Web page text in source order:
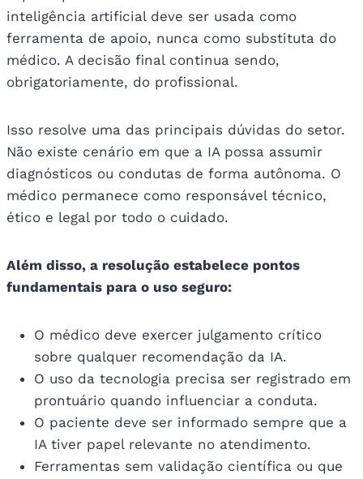
inteligência artificial deve ser usada como
ferramenta de apoio, nunca como substituta do
médico. A decisão final continua sendo,
obrigatoriamente, do profissional.
Isso resolve uma das principais dúvidas do setor.
Não existe cenário em que a IA possa assumir
diagnósticos ou condutas de forma autônoma. O
médico permanece como responsável técnico,
ético e legal por todo o cuidado.
Além disso, a resolução estabelece pontos
fundamentais para o uso seguro:
O médico deve exercer julgamento crítico
sobre qualquer recomendação da IA.
O uso da tecnologia precisa ser registrado em
prontuário quando influenciar a conduta.
O paciente deve ser informado sempre que a
IA tiver papel relevante no atendimento.
Ferramentas sem validação científica ou que